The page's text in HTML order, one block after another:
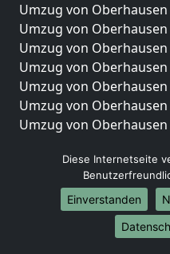
Umzug von
Umzug von
Umzug von
Umzug von
Umzug von
Umzug von
Umzug von
Umzüge-
Umzug von
Umzug von
Umzug von
Umzug von
Diese Internetseite
Einverstanden